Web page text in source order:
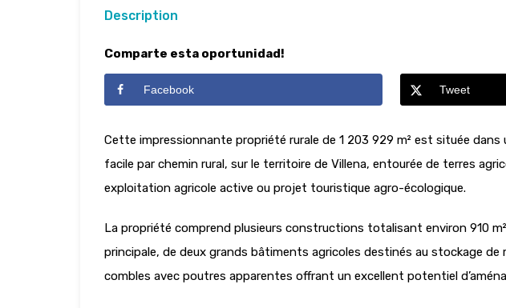
Description
Comparte esta oportunidad!
Facebook Tweet
Cette impressionnante propriété rurale de 1 203 929 m² est située
facile par chemin rural, sur le territoire de Villena, entourée de terres
exploitation agricole active ou projet touristique agro-écologique.
La propriété comprend plusieurs constructions totalisant environ 910
principale, de deux grands bâtiments agricoles destinés au stockage de
combles avec poutres apparentes offrant un excellent potentiel